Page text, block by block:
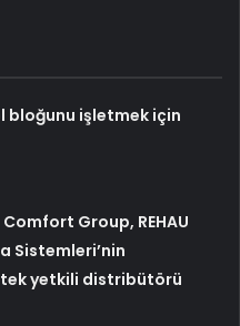
bloğunu işletmek için
Group, REHAU
Sistemleri’nin
tek yetkili distribütörü